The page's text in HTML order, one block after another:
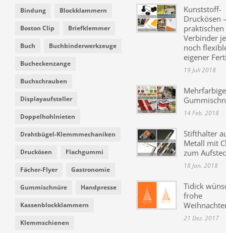
Bindung Blockklammern
Boston Clip Briefklemmer
Buch Buchbinderwerkzeuge
Bucheckenzange
Buchschrauben
Displayaufsteller
Doppelhohlnieten
Drahtbügel-Klemmmechaniken
Druckösen Flachgummi
Fächer-Flyer Gastronomie
Gummischnüre Handpresse
Kassenblockklammern
Klemmschienen
Kunststoff-
Druckösen
praktischen
Verbinder
noch
eigener
19 Juli 2018
Mehrfarbige
14 Feb. 2018
Stifthalter
Metall mit
zum
18 Jan. 2018
Tidick
frohe
21 Dez. 2017